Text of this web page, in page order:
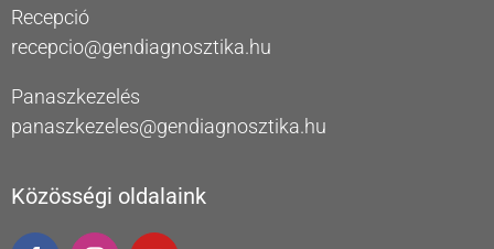
Recepció
recepcio@gendiagnosztika.hu
Panaszkezelés
panaszkezeles@gendiagnosztika.hu
Közösségi oldalaink